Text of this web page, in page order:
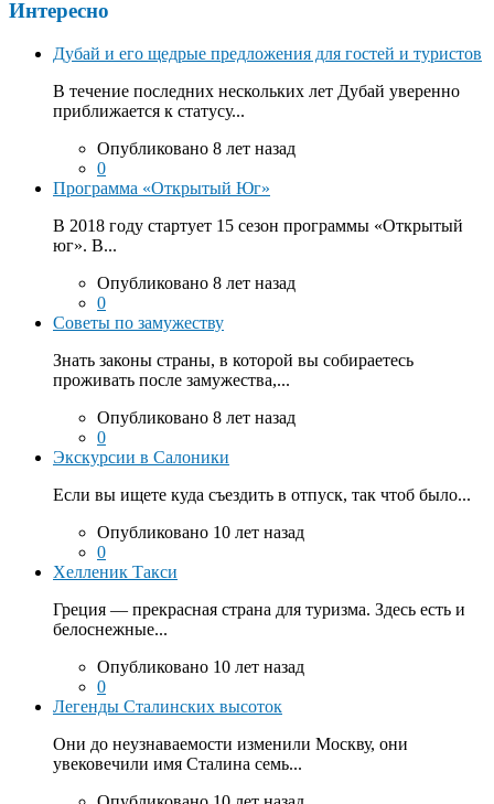
Интересно
Дубай и его щедрые предложения для гостей и туристов
В течение последних нескольких лет Дубай уверенно
приближается к статусу...
Опубликовано 8 лет назад
0
Программа «Открытый Юг»
В 2018 году стартует 15 сезон программы «Открытый
юг». В...
Опубликовано 8 лет назад
0
Советы по замужеству
Знать законы страны, в которой вы собираетесь
проживать после замужества,...
Опубликовано 8 лет назад
0
Экскурсии в Салоники
Если вы ищете куда съездить в отпуск, так чтоб было...
Опубликовано 10 лет назад
0
Хелленик Такси
Греция — прекрасная страна для туризма. Здесь есть и
белоснежные...
Опубликовано 10 лет назад
0
Легенды Сталинских высоток
Они до неузнаваемости изменили Москву, они
увековечили имя Сталина семь...